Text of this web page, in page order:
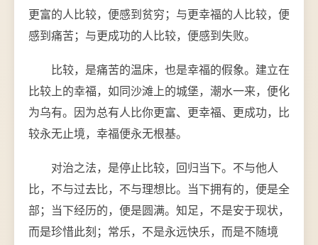
更富的人比较，便感到贫穷；与更幸福的人比较，便
感到痛苦；与更成功的人比较，便感到失败。
比较，是痛苦的温床，也是幸福的假象。建立在
比较上的幸福，如同沙滩上的城堡，潮水一来，便化
为乌有。因为总有人比你更富、更幸福、更成功，比
较永无止境，幸福便永无根基。
对治之法，是停止比较，回归当下。不与他人
比，不与过去比，不与理想比。当下拥有的，便是全
部；当下经历的，便是圆满。知足，不是安于现状，
而是珍惜此刻；常乐，不是永远快乐，而是不随境